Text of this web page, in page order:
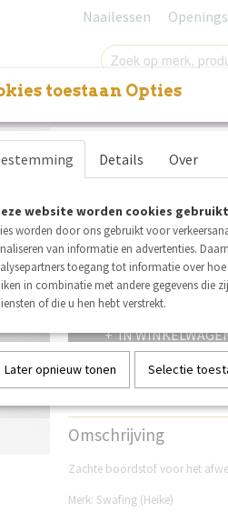
Naailessen
Boordstof
€ 0,95
✓Op voorraad
Aantal
IN
Specificaties
Productcode
Omschrijving
Zachte boordstof voor het
Merk: Swafing (Heike)
toestaan Opties
Details Over
website worden cookies gebruikt
worden door ons gebruikt voor
van informatie en advertenties.
toegang tot informatie over
in combinatie met andere gegevens die
of die u hen hebt verstrekt.
Later opnieuw tonen Selectie